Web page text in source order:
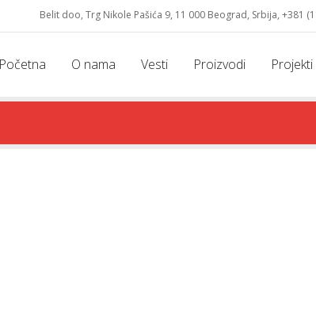
Belit doo, Trg Nikole Pašića 9, 11 000 Beograd, Srbija, +381
Početna O nama Vesti Proizvodi Projekti